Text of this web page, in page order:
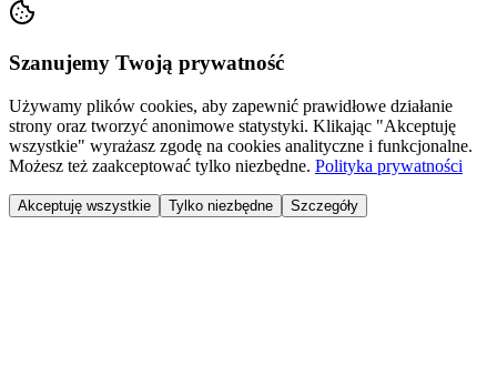
Szanujemy Twoją prywatność
Używamy plików cookies, aby zapewnić prawidłowe działanie
strony oraz tworzyć anonimowe statystyki. Klikając "Akceptuję
wszystkie" wyrażasz zgodę na cookies analityczne i funkcjonalne.
Możesz też zaakceptować tylko niezbędne. Polityka prywatności
Akceptuję wszystkie Tylko niezbędne Szczegóły